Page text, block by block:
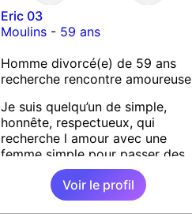
Eric 03
Moulins- 59 ans
Homme divorcé(e) de 59 ans
recherche rencontre amoureuse
Je suis quelqu’un de simple,
honnête, respectueux, qui
recherche l amour avec une
femme simple pour passer des
moments agréables :discuter,
voyager, visiter d’autres pays
sans prise de tête.
Voir le profil